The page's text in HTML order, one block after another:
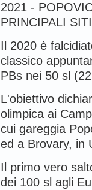
2021 -
PRINCIPALI
Il 2020 è
classico
PBs nei 50 sl
L'obiettivo
olimpica ai
cui gareggia
ed a Brovary, in
Il primo vero
dei 100 sl agli